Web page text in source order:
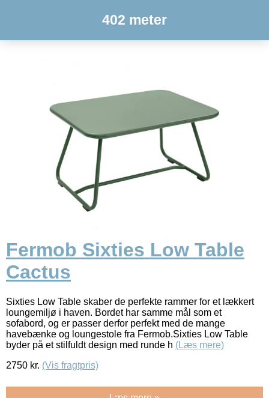
402 meter
Fermob Sixties Low Table
Cactus
Sixties Low Table skaber de perfekte rammer for et lækkert
loungemiljø i haven. Bordet har samme mål som et
sofabord, og er passer derfor perfekt med de mange
havebænke og loungestole fra Fermob.Sixties Low Table
byder på et stilfuldt design med runde h (Læs mere)
2750 kr. (Vis fragtpris)